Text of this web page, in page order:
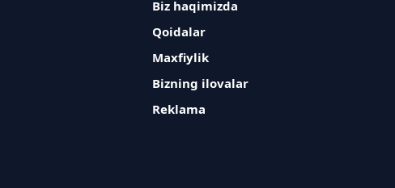
Biz haqimizda
Qoidalar
Maxfiylik
Bizning ilovalar
Reklama